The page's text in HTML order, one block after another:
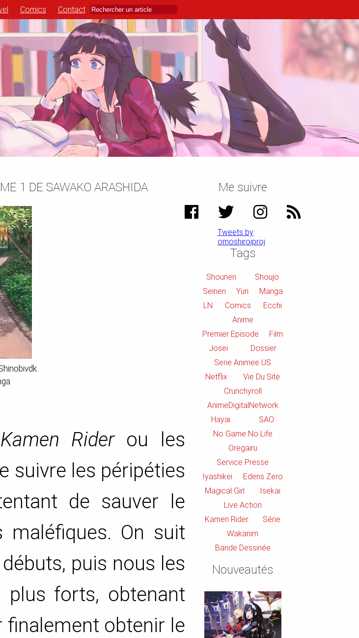
Comics Contact
1 DE SAWAKO ARASHIDA
Kamen Riderou les
suivre les péripéties
de sauver le
maléfiques. On suit
puis nous les
plus forts, obtenant
finalement obtenir le
Me suivre
Tweets by
omoshiroiproj
Tags
Shounen
Shoujo
Seinen
Yuri
Manga
LN
Comics
Ecchi
Anime
Premier Episode
Film
Josei
Dossier
Serie Animee US
Netflix
Vie Du Site
Crunchyroll
AnimeDigitalNetwork
Hayai
SAO
No Game No Life
Oregairu
Service Presse
Iyashikei
Edens Zero
Magical Girl
Isekai
Live Action
Kamen Rider
Série
Wakanim
Bande Dessinée
Nouveautés